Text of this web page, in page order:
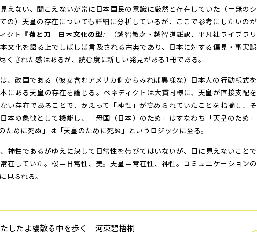
えない、聞こえないが常に日本国民の意識に厳然と存在していた（＝無のシ
の）天皇の存在についても詳細に分析しているが、ここで参考にしたいのが
クト『菊と刀 日本文化の型』（越智敏之・越智道雄訳、平凡社ライブラリ
文化を語る上でしばしば言及される古典であり、日本に対する偏見・事実誤
くされた感はあるが、読む度に新しい発見がある1冊である。
、敵国である（彼女含むアメリカ側からみれば異様な）日本人の行動様式を
にある天皇の存在を論じる。ベネディクトは大貫同様に、天皇が直接支配を
い存在であることで、かえって「神性」が高められていたことを指摘し、そ
本の象徴として機能し、「母国（日本）のため」はすなわち「天皇のため」
ために死ぬ」は「天皇のために死ぬ」というロジックに至る。
神性であるがゆえに決して日常性を帯びてはいないが、目に見えないことで
在していた。桜＝日常性、美。天皇＝常在性、神性。コミュニケーションの
見られる。
したよ櫻散る中を歩く 河東碧梧桐